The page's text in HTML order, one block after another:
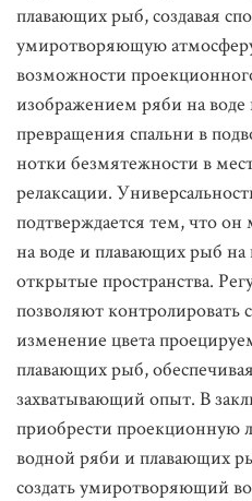
плавающих рыб, создавая
умиротворяющую
возможности
изображением ряби на
превращения спальни в
нотки безмятежности в
релаксации.
подтверждается тем, что
на воде и плавающих рыб
открытые пространства.
позволяют контролировать
изменение цвета
плавающих рыб,
захватывающий опыт. В
приобрести проекционную
водной ряби и плавающих
создать умиротворяющий